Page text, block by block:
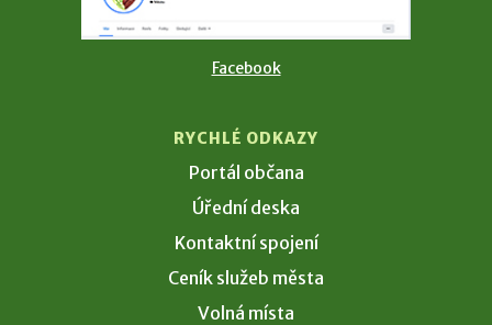
Facebook
RYCHLÉ ODKAZY
Portál občana
Úřední deska
Kontaktní spojení
Ceník služeb města
Volná místa